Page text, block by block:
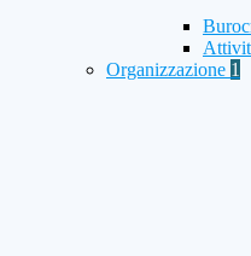
Organizzazione 1